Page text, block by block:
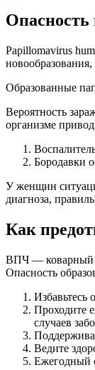
Опасность
Рapillomavirus
Образованные
Вероятность
организме
Бородавки
У женщин
диагноза,
Как
ВПЧ — коварный
Опасность
Избавьтесь
Проходите
случаев
Ведите
Ежегодный